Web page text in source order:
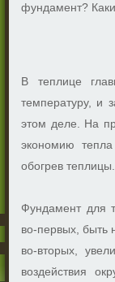
фундамент?
В теплице
температуру, и
этом деле. На
экономию
обогрев теплицы.
Фундамент для
во-первых, быть
во-вторых,
воздействия